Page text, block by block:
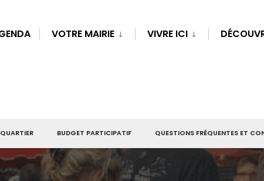
VOTRE MAIRIE VIVRE ICI
BUDGET PARTICIPATIF QUESTIONS FRÉQUENTES ET